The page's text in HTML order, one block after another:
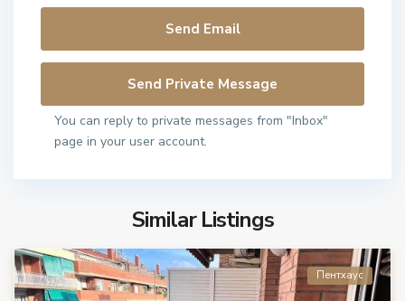
You can reply to private messages from "Inbox"
page in your user account.
Similar Listings
Пентхаус